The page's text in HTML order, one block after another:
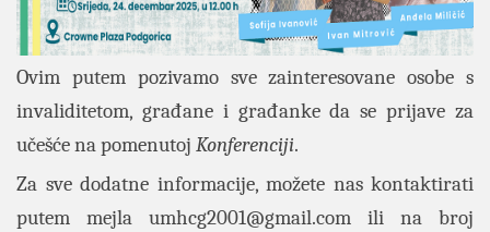
Ovim putem pozivamo sve zainteresovane osobe s
invaliditetom, građane i građanke da se prijave za
učešće na pomenutoj Konferenciji.
Za sve dodatne informacije, možete nas kontaktirati
putem mejla umhcg2001@gmail.com ili na broj